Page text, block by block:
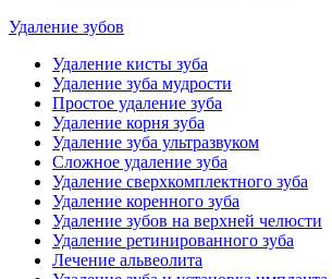
Удаление зубов
Удаление кисты зуба
Удаление зуба мудрости
Простое удаление зуба
Удаление корня зуба
Удаление зуба ультразвуком
Сложное удаление зуба
Удаление сверхкомплектного зуба
Удаление коренного зуба
Удаление зубов на верхней челюсти
Удаление ретинированного зуба
Лечение альвеолита